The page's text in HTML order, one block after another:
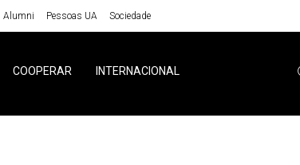
Alumni Pessoas UA Sociedade
COOPERAR INTERNACIONAL